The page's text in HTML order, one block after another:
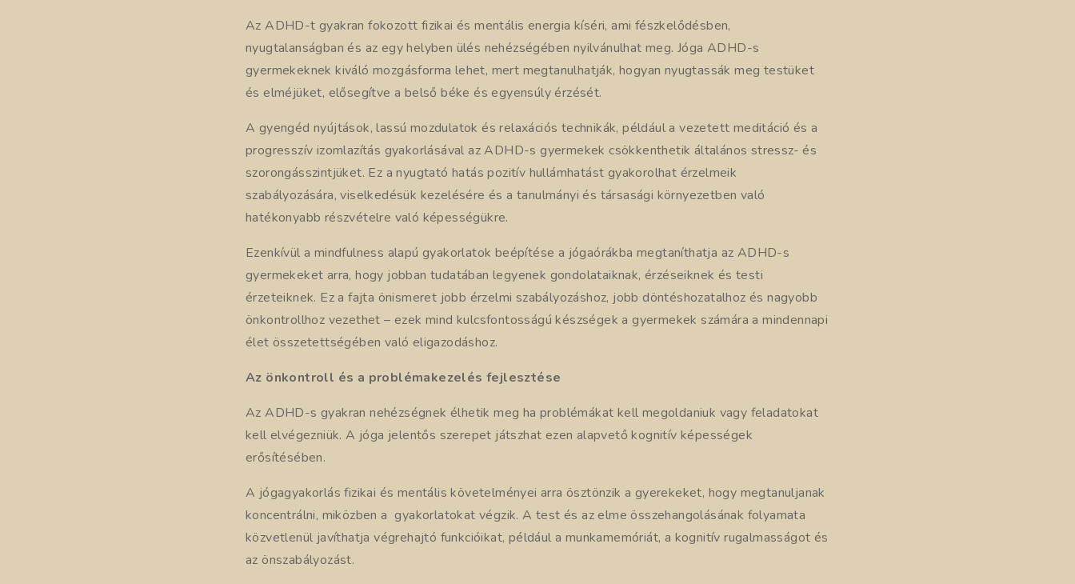
Az ADHD-t gyakran fokozott fizikai és mentális energia kíséri, ami fészkelődésben,
nyugtalanságban és az egy helyben ülés nehézségében nyilvánulhat meg. Jóga ADHD-s
gyermekeknek kiváló mozgásforma lehet, mert megtanulhatják, hogyan nyugtassák meg testüket
és elméjüket, elősegítve a belső béke és egyensúly érzését.
A gyengéd nyújtások, lassú mozdulatok és relaxációs technikák, például a vezetett meditáció és a
progresszív izomlazítás gyakorlásával az ADHD-s gyermekek csökkenthetik általános stressz- és
szorongásszintjüket. Ez a nyugtató hatás pozitív hullámhatást gyakorolhat érzelmeik
szabályozására, viselkedésük kezelésére és a tanulmányi és társasági környezetben való
hatékonyabb részvételre való képességükre.
Ezenkívül a mindfulness alapú gyakorlatok beépítése a jógaórákba megtaníthatja az ADHD-s
gyermekeket arra, hogy jobban tudatában legyenek gondolataiknak, érzéseiknek és testi
érzeteiknek. Ez a fajta önismeret jobb érzelmi szabályozáshoz, jobb döntéshozatalhoz és nagyobb
önkontrollhoz vezethet – ezek mind kulcsfontosságú készségek a gyermekek számára a mindennapi
élet összetettségében való eligazodáshoz.
Az önkontroll és a problémakezelés fejlesztése
Az ADHD-s gyakran nehézségnek élhetik meg ha problémákat kell megoldaniuk vagy feladatokat
kell elvégezniük. A jóga jelentős szerepet játszhat ezen alapvető kognitív képességek
erősítésében.
A jógagyakorlás fizikai és mentális követelményei arra ösztönzik a gyerekeket, hogy megtanuljanak
koncentrálni, miközben a gyakorlatokat végzik. A test és az elme összehangolásának folyamata
közvetlenül javíthatja végrehajtó funkcióikat, például a munkamemóriát, a kognitív rugalmasságot és
az önszabályozást.